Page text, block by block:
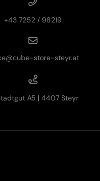
+43 7252 / 98219
store-steyr.at
A5 | 4407 Steyr